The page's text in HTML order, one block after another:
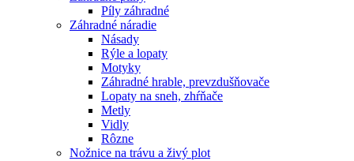
Píly záhradné
Záhradné náradie
Násady
Rýle a lopaty
Motyky
Záhradné hrable, prevzdušňovače
Lopaty na sneh, zhŕňače
Metly
Vidly
Rôzne
Nožnice na trávu a živý plot